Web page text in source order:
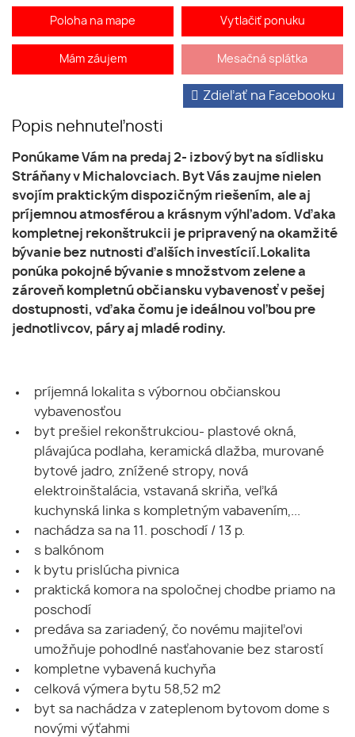
Poloha na mape Vytlačiť ponuku
Mám záujem Mesačná splátka
Popis nehnuteľnosti
Zdieľať na Facebooku
Ponúkame Vám na predaj 2- izbový byt na sídlisku
Stráňany v Michalovciach. Byt Vás zaujme nielen
svojím praktickým dispozičným riešením, ale aj
príjemnou atmosférou a krásnym výhľadom. Vďaka
kompletnej rekonštrukcii je pripravený na okamžité
bývanie bez nutnosti ďalších investícií.Lokalita
ponúka pokojné bývanie s množstvom zelene a
zároveň kompletnú občiansku vybavenosť v pešej
dostupnosti, vďaka čomu je ideálnou voľbou pre
jednotlivcov, páry aj mladé rodiny.
príjemná lokalita s výbornou občianskou
vybavenosťou
byt prešiel rekonštrukciou- plastové okná,
plávajúca podlaha, keramická dlažba, murované
bytové jadro, znížené stropy, nová
elektroinštalácia, vstavaná skriňa, veľká
kuchynská linka s kompletným vabavením,...
nachádza sa na 11. poschodí / 13 p.
s balkónom
k bytu prislúcha pivnica
praktická komora na spoločnej chodbe priamo na
poschodí
predáva sa zariadený, čo novému majiteľovi
umožňuje pohodlné nasťahovanie bez starostí
kompletne vybavená kuchyňa
celková výmera bytu 58,52 m2
byt sa nachádza v zateplenom bytovom dome s
novými výťahmi